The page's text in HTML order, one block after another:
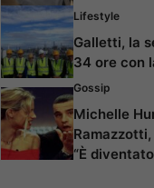
Lifestyle
Galletti, la
34 ore con
Gossip
Michelle
“È